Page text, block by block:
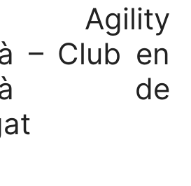
Agility
– Club en
de